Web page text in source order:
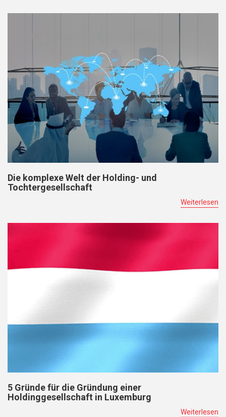
Die komplexe Welt der Holding- und
Tochtergesellschaft
Weiterlesen
5 Gründe für die Gründung einer
Holdinggesellschaft in Luxemburg
Weiterlesen